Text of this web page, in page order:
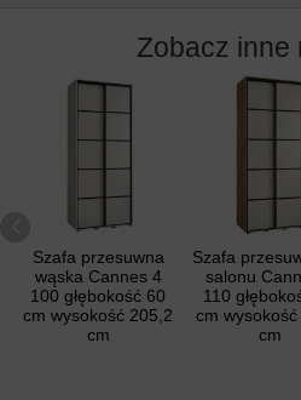
Zobacz inne
Szafa przesuwna
wąska Cannes 4
100 głębokość 60
cm wysokość 205,2
cm
Szafa
salonu
110
cm wysokość
cm